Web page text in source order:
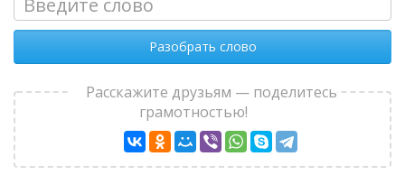
Разобрать слово
Расскажите друзьям — поделитесь
грамотностью!